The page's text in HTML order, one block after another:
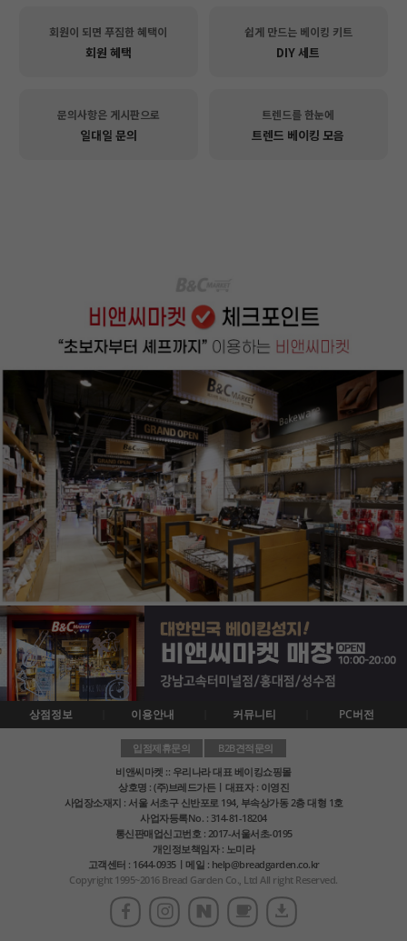
회원이 되면 푸짐한 혜택이
회원 혜택
쉽게 만드는 베이킹 키트
DIY 세트
문의사항은 게시판으로
일대일 문의
트렌드를 한눈에
트렌드 베이킹 모음
상점정보 이용안내 커뮤니티 PC버전
입점제휴문의
B2B견적문의
비앤씨마켓 :: 우리나라 대표 베이킹쇼핑몰
상호명 : (주)브레드가든ㅣ대표자 : 이영진
사업장소재지 : 서울 서초구 신반포로 194, 부속상가동 2층 대형 1호
사업자등록No. : 314-81-18204
통신판매업신고번호 : 2017-서울서초-0195
개인정보책임자 : 노미라
고객센터 : 1644-0935ㅣ메일 : help@breadgarden.co.kr
Copyright 1995~2016 Bread Garden Co., Ltd All right Reserved.